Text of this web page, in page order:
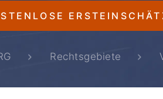
Rechtsgebiete